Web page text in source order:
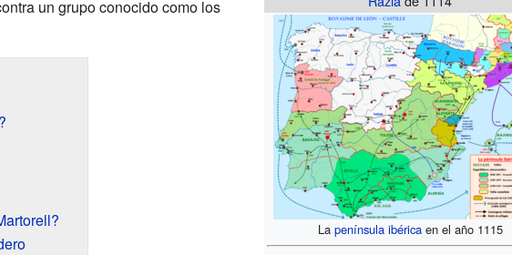
La península ibéricaen el año 1115
un grupo conocido como los